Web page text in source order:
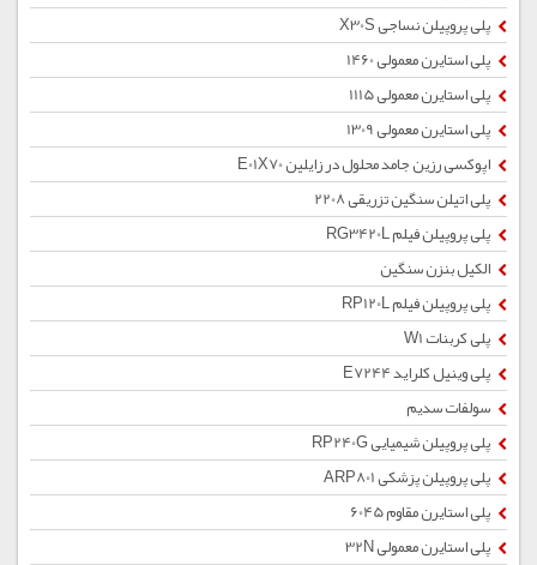
پلی پروپیلن نساجی X30S
پلی استایرن معمولی 1460
پلی استایرن معمولی 1115
پلی استایرن معمولی 1309
اپوکسی رزین جامد محلول در زایلین E01X70
پلی اتیلن سنگین تزریقی 2208
پلی پروپیلن فیلم RG3420L
الکیل بنزن سنگین
پلی پروپیلن فیلم RP120L
پلی کربنات W1
پلی وینیل کلراید E7244
سولفات سدیم
پلی پروپیلن شیمیایی RP240G
پلی پروپیلن پزشکی ARP801
پلی استایرن مقاوم 6045
پلی استایرن معمولی 32N